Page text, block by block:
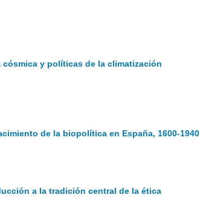
y políticas de la climatización
de la biopolítica en España, 1600-1940
a la tradición central de la ética